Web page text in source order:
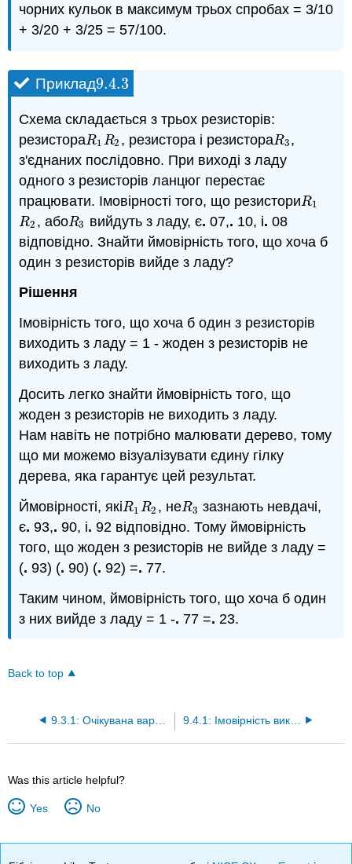
чорних кульок в максимум трьох спробах = 3/10
+ 3/20 + 3/25 = 57/100.
Приклад9.4.3
9.4.3
Схема складається з трьох резисторів:
резистораR1
R1R2
R2 , резистора і резистораR3
R3,
з'єднаних послідовно. При виході з ладу
одного з резисторів ланцюг перестає
працювати. Імовірності того, що резисториR1
R1
R2
R2 , абоR3
R3 вийдуть з ладу, є. 07,. 10, і. 08
відповідно. Знайти ймовірність того, що хоча б
один з резисторів вийде з ладу?
Рішення
Імовірність того, що хоча б один з резисторів
виходить з ладу = 1 - жоден з резисторів не
виходить з ладу.
Досить легко знайти ймовірність того, що
жоден з резисторів не виходить з ладу.
Нам навіть не потрібно малювати дерево, тому
що ми можемо візуалізувати єдину гілку
дерева, яка гарантує цей результат.
Ймовірності, якіR1
R1R2
R2 , неR3
R3 зазнають невдачі,
є.93,.90, і.92 відповідно. Тому ймовірність
того, що жоден з резисторів не вийде з ладу =
(.93) (.90) (.92) =. 77.
Таким чином, ймовірність того, що хоча б один
з них вийде з ладу = 1 -. 77 =. 23.
Back to top
9.3.1: Очікувана вартість (вправи) 9.4.1: Імовірність використання діаграм дерева (вправи)
Was this article helpful?
Yes No